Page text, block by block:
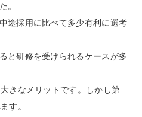
。
途採用に比べて多少有利に選考
と研修を受けられるケースが多
きなメリットです。しかし第
す。